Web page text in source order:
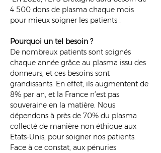
4 500 dons de plasma chaque mois
pour mieux soigner les patients !
Pourquoi un tel besoin ?
De nombreux patients sont soignés
chaque année grâce au plasma issu des
donneurs, et ces besoins sont
grandissants. En effet, ils augmentent de
8% par an, et la France n’est pas
souveraine en la matière. Nous
dépendons à près de 70% du plasma
collecté de manière non éthique aux
Etats-Unis, pour soigner nos patients.
Face à ce constat, aux pénuries